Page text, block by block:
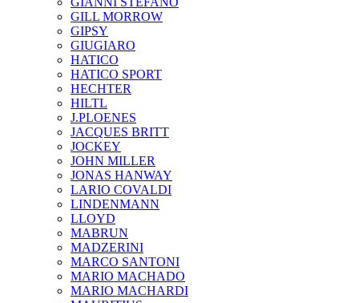
GILL MORROW
GIPSY
GIUGIARO
HATICO
HATICO SPORT
HECHTER
HILTL
J.PLOENES
JAСQUES BRITT
JOCKEY
JOHN MILLER
JONAS HANWAY
LARIO COVALDI
LINDENMANN
LLOYD
MABRUN
MADZERINI
MARCO SANTONI
MARIO MACHADO
MARIO MACHARDI